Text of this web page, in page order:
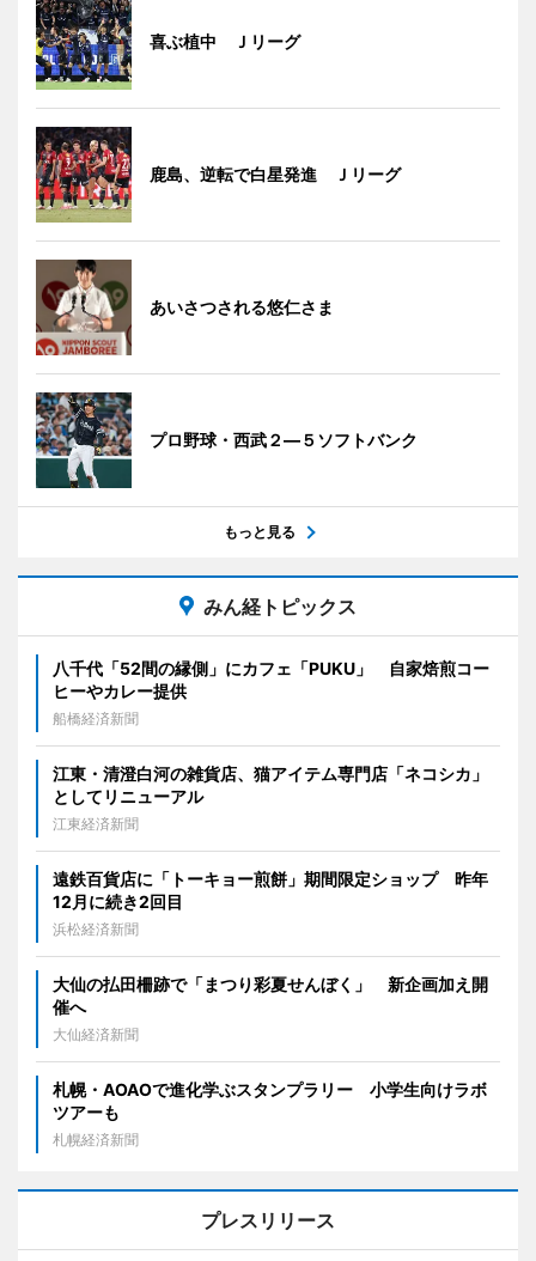
喜ぶ植中 Ｊリーグ
鹿島、逆転で白星発進 Ｊリーグ
あいさつされる悠仁さま
プロ野球・西武２―５ソフトバンク
もっと見る
みん経トピックス
八千代「52間の縁側」にカフェ「PUKU」 自家焙煎コー
ヒーやカレー提供
船橋経済新聞
江東・清澄白河の雑貨店、猫アイテム専門店「ネコシカ」
としてリニューアル
江東経済新聞
遠鉄百貨店に「トーキョー煎餅」期間限定ショップ 昨年
12月に続き2回目
浜松経済新聞
大仙の払田柵跡で「まつり彩夏せんぼく」 新企画加え開
催へ
大仙経済新聞
札幌・AOAOで進化学ぶスタンプラリー 小学生向けラボ
ツアーも
札幌経済新聞
プレスリリース